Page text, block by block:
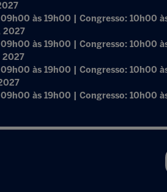
às 19h00 | Congresso: 10h00
2027
às 19h00 | Congresso: 10h00
2027
às 19h00 | Congresso: 10h00
às 19h00 | Congresso: 10h00